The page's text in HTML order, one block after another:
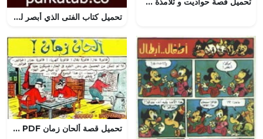
تحميل كتاب الفتى الذي أبصر لون الهواء PDF تأليف عبده وازن مجانا [كامل]
تحميل قصة ألحان زمان PDF للكاتب مجلة ميكى